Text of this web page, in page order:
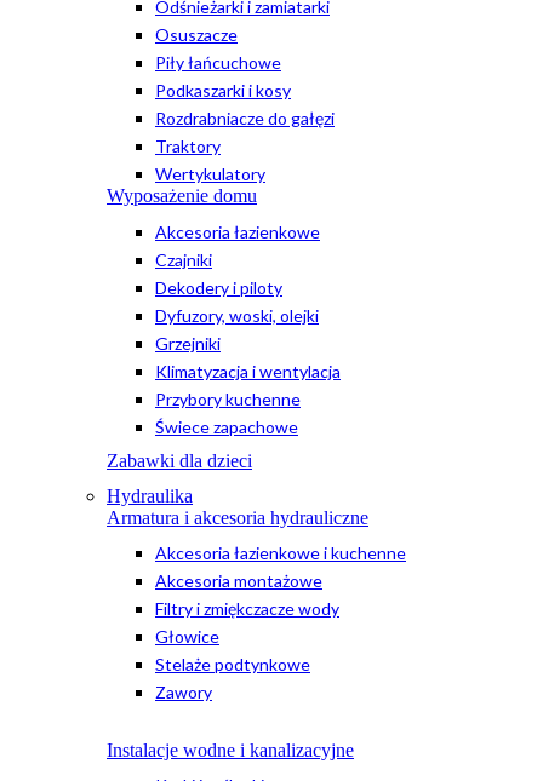
Odśnieżarki i zamiatarki
Osuszacze
Piły łańcuchowe
Podkaszarki i kosy
Rozdrabniacze do gałęzi
Traktory
Wertykulatory
Wyposażenie domu
Akcesoria łazienkowe
Czajniki
Dekodery i piloty
Dyfuzory, woski, olejki
Grzejniki
Klimatyzacja i wentylacja
Przybory kuchenne
Świece zapachowe
Zabawki dla dzieci
Hydraulika
Armatura i akcesoria hydrauliczne
Akcesoria łazienkowe i kuchenne
Akcesoria montażowe
Filtry i zmiękczacze wody
Głowice
Stelaże podtynkowe
Zawory
Instalacje wodne i kanalizacyjne